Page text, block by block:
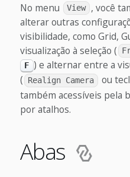
No menu View
, você
alterar outras
visibilidade, como Grid,
visualização à seleção (
F ) e alternar entre a
(
Realign Camera ou
também acessíveis pela
por atalhos.
Abas